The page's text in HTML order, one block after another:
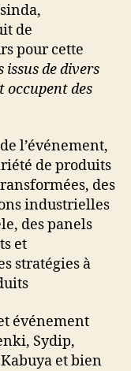
de
pour cette
issus de divers
occupent des
l’événement,
de produits
des
industrielles
des panels
et
stratégies à
événement
Sydip,
et bien